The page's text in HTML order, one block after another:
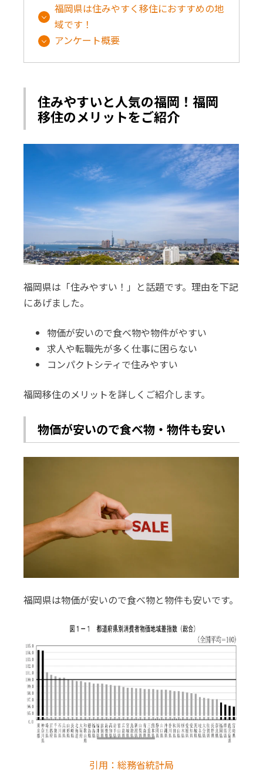
福岡県は住みやすく移住におすすめの地
域です！
アンケート概要
住みやすいと人気の福岡！福岡
移住のメリットをご紹介
福岡県は「住みやすい！」と話題です。理由を下記
にあげました。
物価が安いので食べ物や物件がやすい
求人や転職先が多く仕事に困らない
コンパクトシティで住みやすい
福岡移住のメリットを詳しくご紹介します。
物価が安いので食べ物・物件も安い
福岡県は物価が安いので食べ物と物件も安いです。
引用：総務省統計局